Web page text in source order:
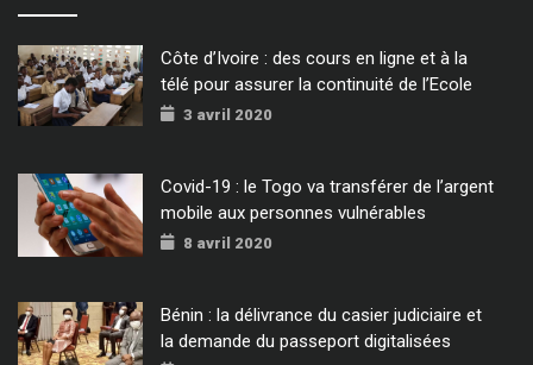
Côte d’Ivoire : des cours en ligne et à la
télé pour assurer la continuité de l’Ecole
3 avril 2020
Covid-19 : le Togo va transférer de l’argent
mobile aux personnes vulnérables
8 avril 2020
Bénin : la délivrance du casier judiciaire et
la demande du passeport digitalisées